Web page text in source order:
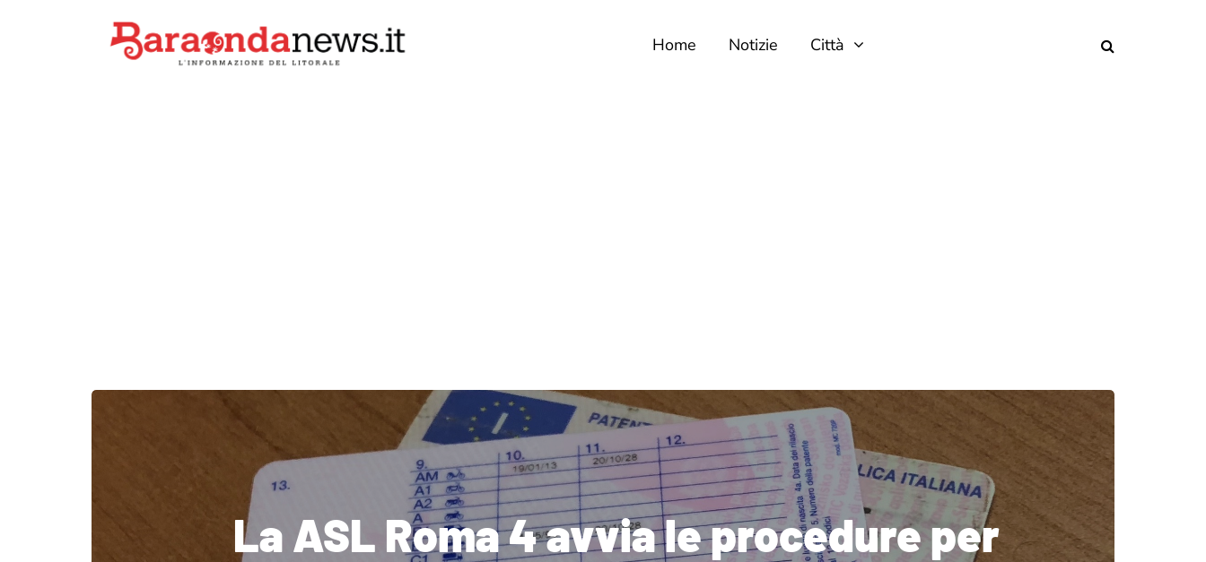
Home Notizie Città
La ASL Roma 4 avvia le procedure per